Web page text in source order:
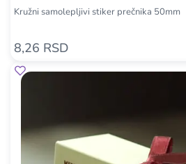
Kružni samolepljivi stiker prečnika 50mm
8,26 RSD